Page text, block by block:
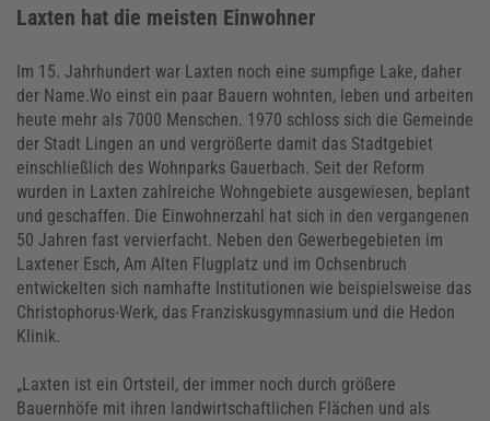
Laxten hat die meisten Einwohner
Im 15. Jahrhundert war Laxten noch eine sumpfige Lake, daher
der Name.Wo einst ein paar Bauern wohnten, leben und arbeiten
heute mehr als 7000 Menschen. 1970 schloss sich die Gemeinde
der Stadt Lingen an und vergrößerte damit das Stadtgebiet
einschließlich des Wohnparks Gauerbach. Seit der Reform
wurden in Laxten zahlreiche Wohngebiete ausgewiesen, beplant
und geschaffen. Die Einwohnerzahl hat sich in den vergangenen
50 Jahren fast vervierfacht. Neben den Gewerbegebieten im
Laxtener Esch, Am Alten Flugplatz und im Ochsenbruch
entwickelten sich namhafte Institutionen wie beispielsweise das
Christophorus-Werk, das Franziskusgymnasium und die Hedon
Klinik.
„Laxten ist ein Ortsteil, der immer noch durch größere
Bauernhöfe mit ihren landwirtschaftlichen Flächen und als